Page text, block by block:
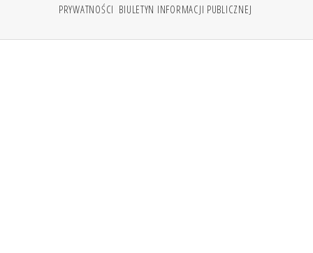
PRYWATNOŚCI BIULETYN INFORMACJI PUBLICZNEJ